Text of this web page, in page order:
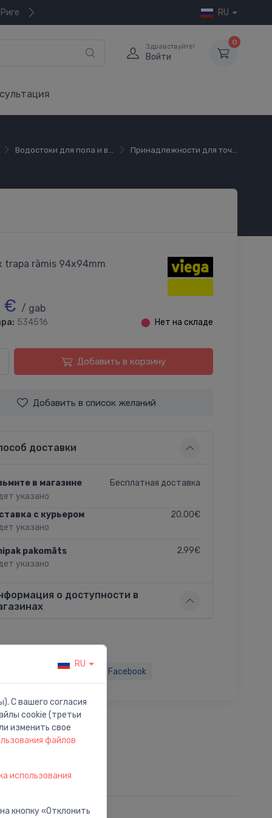
RU
Здравствуйте!
Войти
0
Водостоки для пола и в... Принадлежности для точ...
trapa rāmis 94x94mm
€ / gab
534516 ⬤ Нет на складе
Добавить в корзину
Добавить в список желаний
доставки
в магазине
указано
Бесплатная доставка
с курьером
указано
20.00€
pakomāts
указано
2.99€
о доступности в
Twitter Facebook
RU
С вашего согласия
cookie (третьи
изменить свое
файлов
использования
кнопку «Отклонить